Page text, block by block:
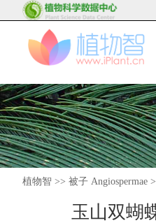
植物智 >> 被子 Angiospermae
玉山双蝴